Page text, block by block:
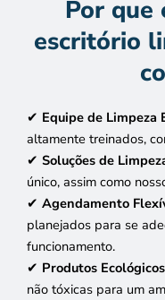
Por que
escritório
✔ Equipe de Limpeza
altamente treinados,
✔ Soluções de
único, assim como
✔ Agendamento
planejados para se
funcionamento.
✔ Produtos Ecológicos
não tóxicas para um